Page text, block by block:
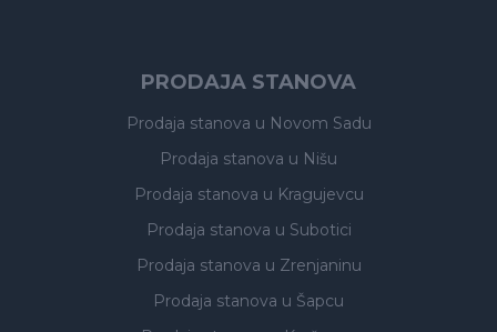
PRODAJA STANOVA
Prodaja stanova u Novom Sadu
Prodaja stanova u Nišu
Prodaja stanova u Kragujevcu
Prodaja stanova u Subotici
Prodaja stanova u Zrenjaninu
Prodaja stanova u Šapcu